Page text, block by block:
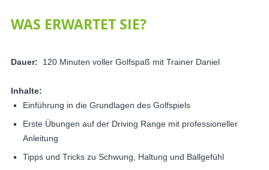
WAS ERWARTET SIE?
Dauer: 120 Minuten voller Golfspaß mit Trainer Daniel
Inhalte:
Einführung in die Grundlagen des Golfspiels
Erste Übungen auf der Driving Range mit professioneller
Anleitung
Tipps und Tricks zu Schwung, Haltung und Ballgefühl